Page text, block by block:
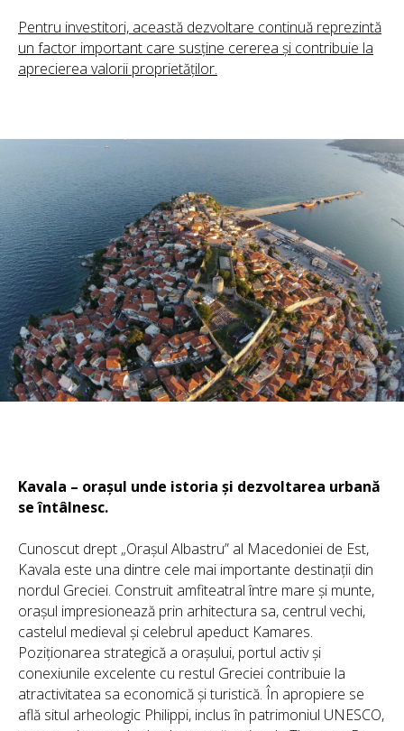
Pentru investitori, această dezvoltare continuă reprezintă
un factor important care susține cererea și contribuie la
aprecierea valorii proprietăților.
Kavala – orașul unde istoria și dezvoltarea urbană
se întâlnesc.
Cunoscut drept „Orașul Albastru” al Macedoniei de Est,
Kavala este una dintre cele mai importante destinații din
nordul Greciei. Construit amfiteatral între mare și munte,
orașul impresionează prin arhitectura sa, centrul vechi,
castelul medieval și celebrul apeduct Kamares.
Poziționarea strategică a orașului, portul activ și
conexiunile excelente cu restul Greciei contribuie la
atractivitatea sa economică și turistică. În apropiere se
află situl arheologic Philippi, inclus în patrimoniul UNESCO,